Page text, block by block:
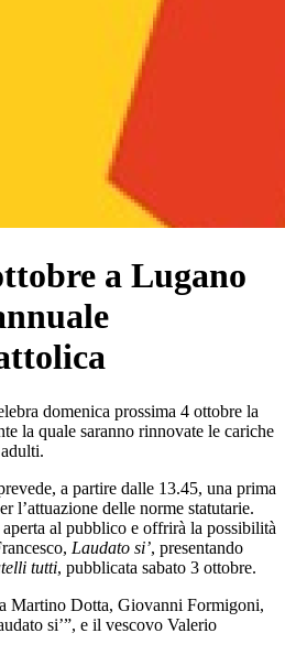
a Lugano
domenica prossima 4 ottobre la
la quale saranno rinnovate le cariche
a partire dalle 13.45, una prima
l’attuazione delle norme statutarie.
aperta al pubblico e offrirà la possibilità
Laudato si’, presentando
tutti, pubblicata sabato 3 ottobre.
Martino Dotta, Giovanni Formigoni,
si’”, e il vescovo Valerio